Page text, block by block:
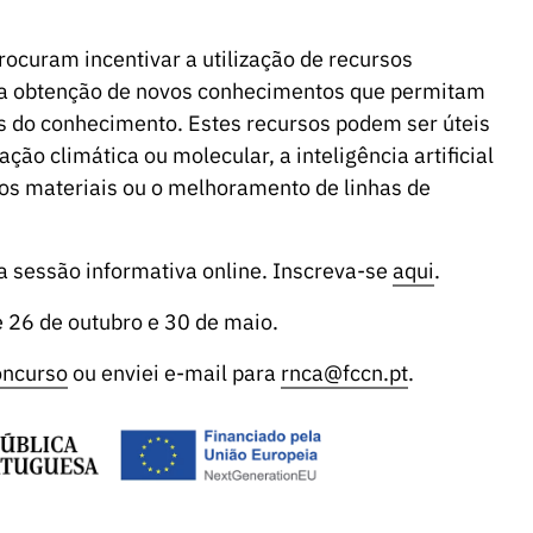
incentivar a utilização de recursos
obtenção de novos conhecimentos que permitam
conhecimento. Estes recursos podem ser úteis
climática ou molecular, a inteligência artificial
materiais ou o melhoramento de linhas de
sessão informativa online. Inscreva-se aqui.
de outubro e 30 de maio.
ou enviei e-mail para rnca@fccn.pt.